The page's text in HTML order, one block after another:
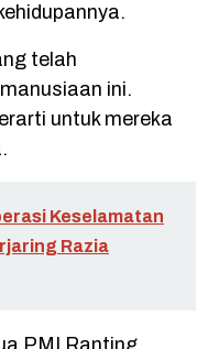
telah
ini.
untuk mereka
Keselamatan
Razia
PMI Ranting